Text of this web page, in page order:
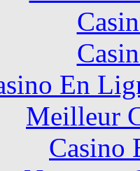
En
Meilleur
Casino